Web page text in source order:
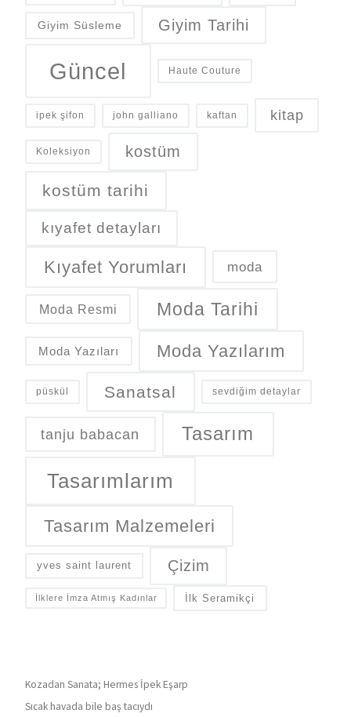
Giyim Süsleme Giyim Tarihi
Güncel Haute Couture
ipek şifon john galliano kaftan kitap
Koleksiyon kostüm
kostüm tarihi
kıyafet detayları
Kıyafet Yorumları moda
Moda Resmi Moda Tarihi
Moda Yazıları Moda Yazılarım
püskül Sanatsal sevdiğim detaylar
tanju babacan Tasarım
Tasarımlarım
Tasarım Malzemeleri
yves saint laurent Çizim
İlklere İmza Atmış Kadınlar İlk Seramikçi
Kozadan Sanata; Hermes İpek Eşarp
Sıcak havada bile baş tacıydı